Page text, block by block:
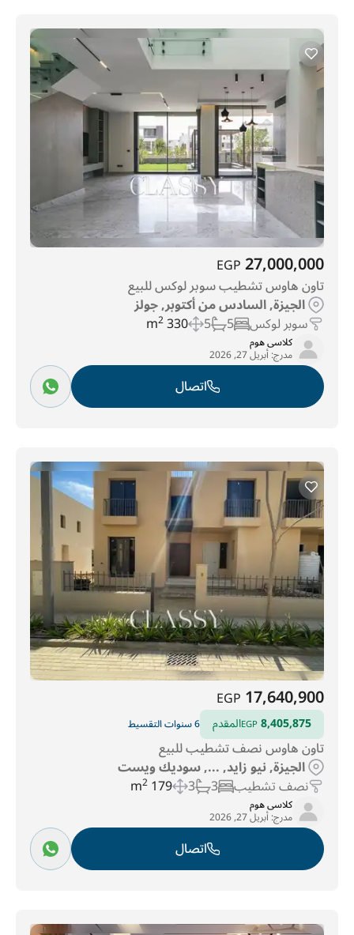
27,000,000
EGP
تاون هاوس تشطيب سوبر لوكس للبيع
الجيزة, السادس من أكتوبر, جولز
سوبر لوكس 5
5
330 m
2
كلاسى هوم
مدرج:أبريل 27, 2026
اتصال
17,640,900
EGP
8,405,875
EGPالمقدم 6 سنوات التقسيط
تاون هاوس نصف تشطيب للبيع
الجيزة, نيو زايد, ..., سوديك ويست
نصف تشطيب 3
3
179 m
2
كلاسى هوم
مدرج:أبريل 27, 2026
اتصال